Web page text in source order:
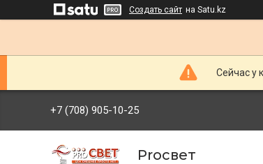
Создать сайт на Satu.kz
Сейчас у
+7 (708) 905-10-25
Proсвет